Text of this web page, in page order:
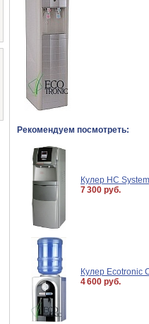
Рекомендуем посмотреть:
Кулер HC
7 300 руб.
Кулер Ecotronic
4 600 руб.